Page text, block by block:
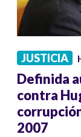
JUSTICIA
Definida
contra
2007